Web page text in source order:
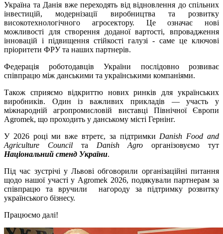
Україна та Данія вже переходять від відновлення до спільних
інвестицій, модернізації виробництва та розвитку
високотехнологічного агросектору. Це означає нові
можливості для створення доданої вартості, впровадження
інновацій і підвищення стійкості галузі - саме це ключові
пріоритети ФРУ та наших партнерів.
Федерація роботодавців України послідовно розвиває
співпрацю між данськими та українськими компаніями.
Також сприяємо відкриттю нових ринків для українських
виробників. Один із важливих прикладів — участь у
міжнародній агропромисловій виставці Північної Європи
Agromek, що проходить у данському місті Гернінг.
У 2026 році ми вже втретє, за підтримки Danish Food and
Agriculture Councilта Danish Agro організовуємо тут
Національний стенд України.
Під час зустрічі у Львові обговорили організаційні питання
щодо нашої участі у Agromek 2026, подякували партнерам за
співпрацю та вручили нагороду за підтримку розвитку
українського бізнесу.
Працюємо далі!